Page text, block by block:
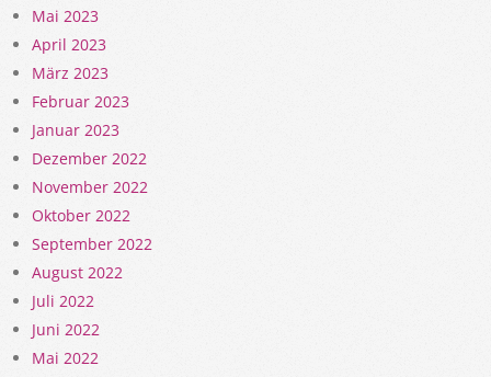
Mai 2023
April 2023
März 2023
Februar 2023
Januar 2023
Dezember 2022
November 2022
Oktober 2022
September 2022
August 2022
Juli 2022
Juni 2022
Mai 2022